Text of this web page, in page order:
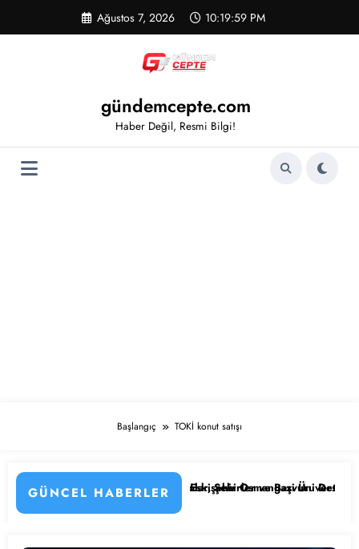
Ağustos 7, 2026 10:20:00 PM
gündemcepte.com
Haber Değil, Resmi Bilgi!
Başlangıç TOKİ konut satışı
GÜNCEL HABERLER
İşte Kadrolar, Şehirler ve Başvuru Detayları
Eskişehir Osmangazi Üniversitesi 203 Sözleşmeli